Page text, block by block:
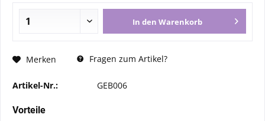
In den Warenkorb
Merken Fragen zum Artikel?
Artikel-Nr.: GEB006
Vorteile